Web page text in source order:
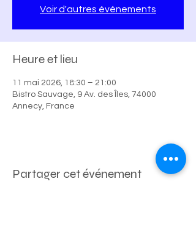
Voir d'autres événements
Heure et lieu
11 mai 2026, 18:30 – 21:00
Bistro Sauvage, 9 Av. des Îles, 74000
Annecy, France
Partager cet événement